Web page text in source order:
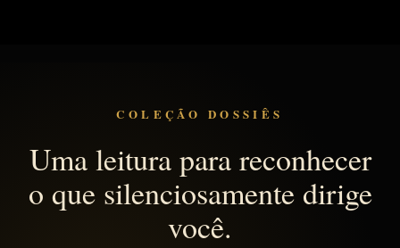
COLEÇÃO DOSSIÊS
Uma leitura para reconhecer
o que silenciosamente dirige
você.